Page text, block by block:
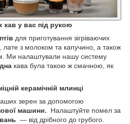
кав у вас під рукою
для приготування зігріваючих
лате з молоком та капучино, а також
Ми налаштували нашу систему
кава була такою ж смачною, як
керамічній млинці
зерен за допомогою
машини. Налаштуйте помел за
— від дрібного до грубого.